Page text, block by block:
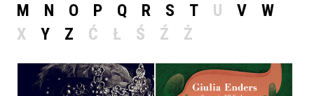
M
N O P Q R S T U V
W
X
Y Z Ć Ł Ś Ź Ż